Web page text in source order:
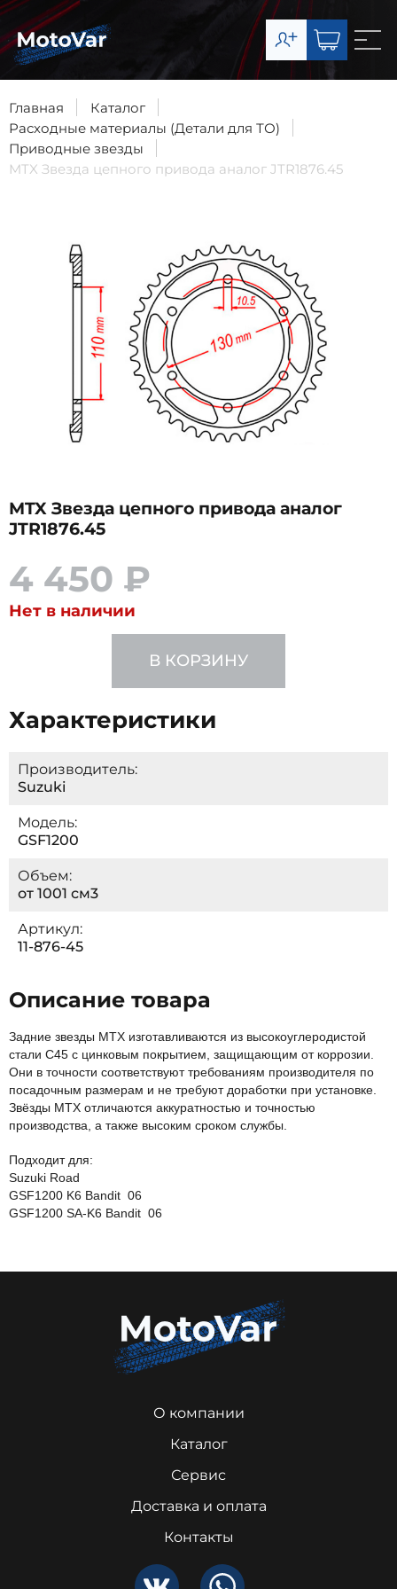
О компании
Доставка и оплата
8-903-003-07-11
Запчасти
8-977-492-65-63
Сервис
Главная
Каталог
Расходные материалы (Детали для ТО)
Приводные звезды
MTX Звезда цепного привода аналог JTR1876.45
MTX Звезда цепного привода аналог
JTR1876.45
4 450 ₽
Нет в наличии
В КОРЗИНУ
Характеристики
Производитель:
Suzuki
Модель:
GSF1200
Объем:
от 1001 см3
Артикул:
11-876-45
Описание товара
Задние звезды MTX изготавливаются из высокоуглеродистой
стали C45 с цинковым покрытием, защищающим от коррозии.
Они в точности соответствуют требованиям производителя по
посадочным размерам и не требуют доработки при установке.
Звёзды МТХ отличаются аккуратностью и точностью
производства, а также высоким сроком службы.
Подходит для:
Suzuki Road
GSF1200 K6 Bandit 06
GSF1200 SA-K6 Bandit 06
О компании
Каталог
Сервис
Доставка и оплата
Контакты